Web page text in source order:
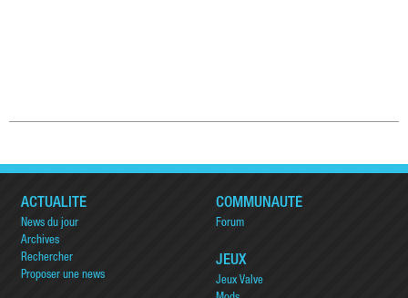
ACTUALITÉ
News du jour
Archives
Rechercher
Proposer une news
COMMUNAUTÉ
Forum
JEUX
Jeux Valve